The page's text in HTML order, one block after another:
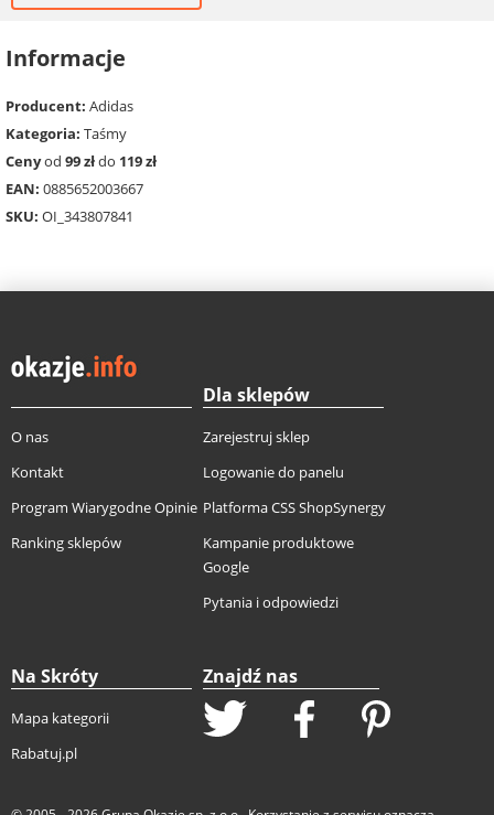
Informacje
Producent: Adidas
Kategoria: Taśmy
Cenyod 99 złdo 119 zł
EAN: 0885652003667
SKU: OI_343807841
O nas
Kontakt
Program Wiarygodne Opinie
Ranking sklepów
Dla sklepów
Zarejestruj sklep
Logowanie do panelu
Platforma CSS ShopSynergy
Kampanie produktowe
Google
Pytania i odpowiedzi
Na Skróty
Mapa kategorii
Rabatuj.pl
Znajdź nas